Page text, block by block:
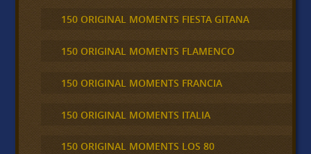
150 ORIGINAL MOMENTS FIESTA GITANA
150 ORIGINAL MOMENTS FLAMENCO
150 ORIGINAL MOMENTS FRANCIA
150 ORIGINAL MOMENTS ITALIA
150 ORIGINAL MOMENTS LOS 80